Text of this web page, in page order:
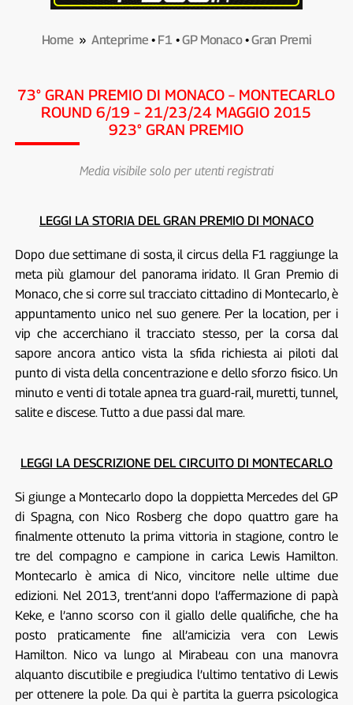
Home » Anteprime • F1•GP Monaco•Gran Premi
73° GRAN PREMIO DI MONACO – MONTECARLO
ROUND 6/19 – 21/23/24 MAGGIO 2015
923° GRAN PREMIO
Media visibile solo per utenti registrati
LEGGI LA STORIA DEL GRAN PREMIO DI MONACO
Dopo due settimane di sosta, il circus della F1 raggiunge la
meta più glamour del panorama iridato. Il Gran Premio di
Monaco, che si corre sul tracciato cittadino di Montecarlo, è
appuntamento unico nel suo genere. Per la location, per i
vip che accerchiano il tracciato stesso, per la corsa dal
sapore ancora antico vista la sfida richiesta ai piloti dal
punto di vista della concentrazione e dello sforzo fisico. Un
minuto e venti di totale apnea tra guard-rail, muretti, tunnel,
salite e discese. Tutto a due passi dal mare.
LEGGI LA DESCRIZIONE DEL CIRCUITO DI MONTECARLO
Si giunge a Montecarlo dopo la doppietta Mercedes del GP
di Spagna, con Nico Rosberg che dopo quattro gare ha
finalmente ottenuto la prima vittoria in stagione, contro le
tre del compagno e campione in carica Lewis Hamilton.
Montecarlo è amica di Nico, vincitore nelle ultime due
edizioni. Nel 2013, trent’anni dopo l’affermazione di papà
Keke, e l’anno scorso con il giallo delle qualifiche, che ha
posto praticamente fine all’amicizia vera con Lewis
Hamilton. Nico va lungo al Mirabeau con una manovra
alquanto discutibile e pregiudica l’ultimo tentativo di Lewis
per ottenere la pole. Da qui è partita la guerra psicologica